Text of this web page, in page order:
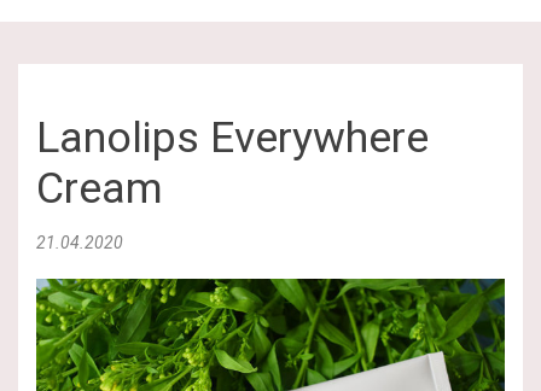
Lanolips Everywhere
Cream
21.04.2020